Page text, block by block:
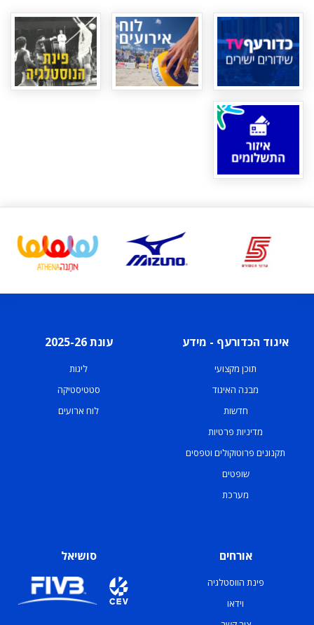
איגוד הכדורעף - מידע
תוכן מקצועי
מבנה האיגוד
חדשות
מדיניות פרטיות
תקנונים פרוטוקולים וטפסים
שופטים
מערכת
עונת 2025-26
ליגות
סטטיסטיקה
לוח ארועים
אורחים
פינת הווסטלגיה
וידאו
סושיאל